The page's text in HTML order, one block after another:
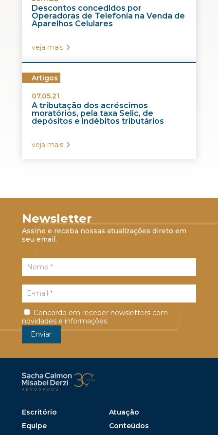
Descontos concedidos por
Operadoras de Telefonia na Venda de
Aparelhos Celulares
veja mais
Artigos
07.05.21
A tributação dos acréscimos
moratórios, pela taxa Selic, de
depósitos e indébitos tributários
veja mais
Newsletter
Assine e receba nossas atualizações direto em
seu email.
Concordo em receber newsletters com
novidades e informações.
Escritório
Atuação
Equipe
Conteúdos